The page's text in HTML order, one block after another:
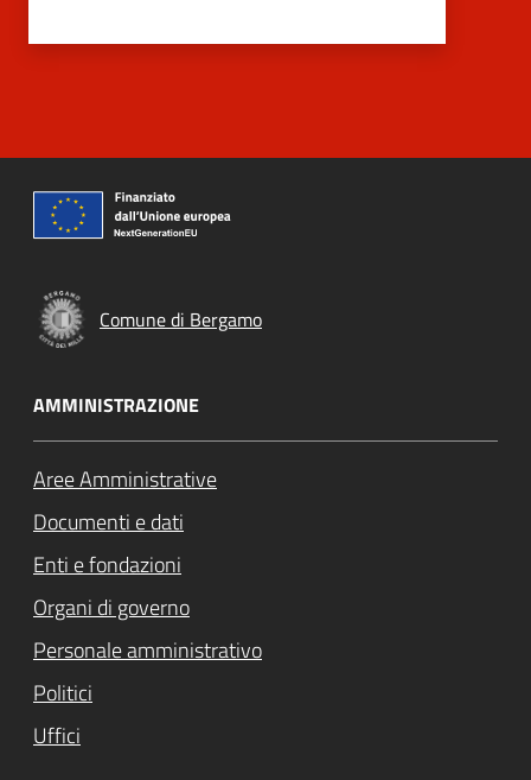
Comune di Bergamo
AMMINISTRAZIONE
Aree Amministrative
Documenti e dati
Enti e fondazioni
Organi di governo
Personale amministrativo
Politici
Uffici